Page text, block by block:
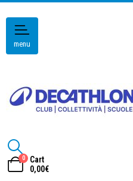
menu
0
Cart
0,00€